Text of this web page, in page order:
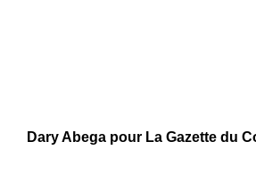
Dary Abega pour La Gazette du